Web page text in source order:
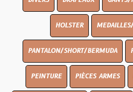
HOLSTER
PANTALON/SHORT/BERMUDA
PEINTURE PIÈCES ARMES